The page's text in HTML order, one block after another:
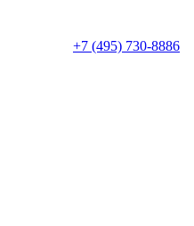
+7 (495) 730-8886